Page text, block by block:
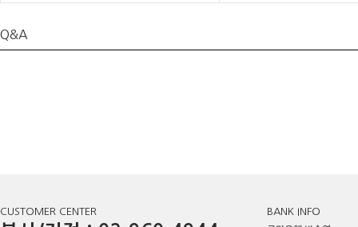
Q&A
CUSTOMER CENTER BANK INFO